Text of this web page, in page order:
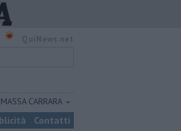
MASSA CARRARA
Contatti